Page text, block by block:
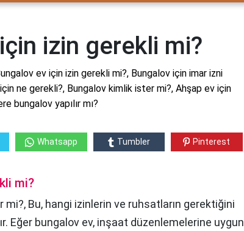
izin gerekli mi?
ev için izin gerekli mi?, Bungalov için imar izni
ne gerekli?, Bungalov kimlik ister mi?, Ahşap ev için
bungalov yapılır mı?
Whatsapp Tumbler Pinterest
mi?
Bu, hangi izinlerin ve ruhsatların gerektiğini
Eğer bungalov ev, inşaat düzenlemelerine uygun